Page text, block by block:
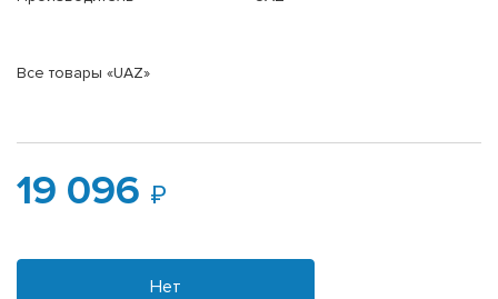
Все товары «UAZ»
19 096
Нет